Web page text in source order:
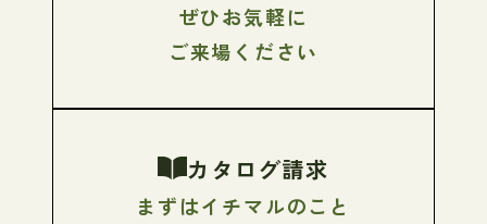
ぜひお気軽に
ご来場ください
カタログ請求
まずはイチマルのこと